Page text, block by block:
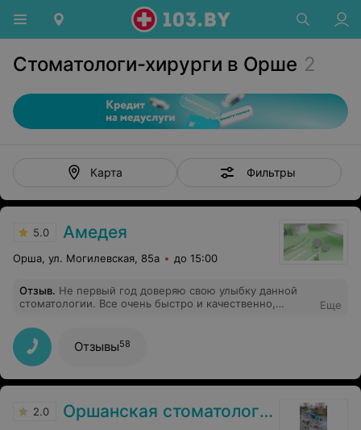
Стоматологи-хирурги в Орше 2
Карта Фильтры
5.0 Амедея
Орша, ул. Могилевская, 85а до 15:00
Отзыв. Не первый год доверяю свою улыбку данной
стоматологии. Все очень быстро и качественно,
профессиональные врачи. Спасибо за вашу работу!
Еще
Отзывы58
2.0 Оршанская стоматологическая поликлиника